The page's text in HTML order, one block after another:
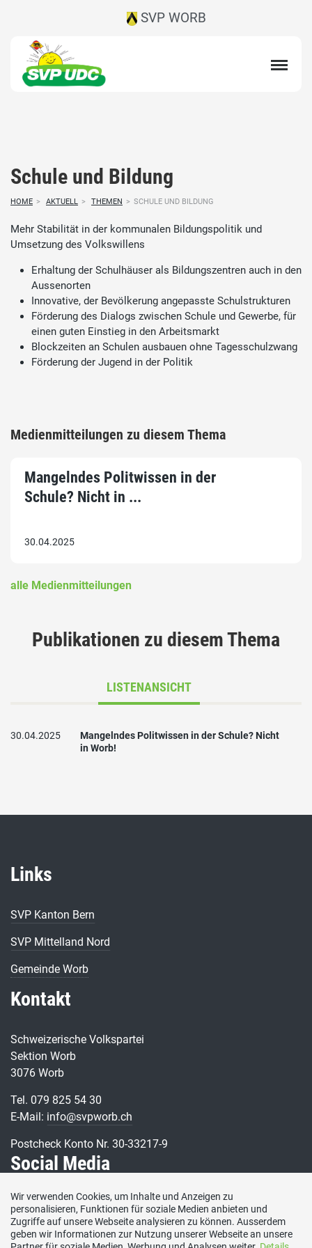
SVP WORB
Schule und Bildung
HOME > AKTUELL > THEMEN > SCHULE UND BILDUNG
Mehr Stabilität in der kommunalen Bildungspolitik und
Umsetzung des Volkswillens
Erhaltung der Schulhäuser als Bildungszentren auch in den
Aussenorten
Innovative, der Bevölkerung angepasste Schulstrukturen
Förderung des Dialogs zwischen Schule und Gewerbe, für
einen guten Einstieg in den Arbeitsmarkt
Blockzeiten an Schulen ausbauen ohne Tagesschulzwang
Förderung der Jugend in der Politik
Medienmitteilungen zu diesem Thema
Mangelndes Politwissen in der
Schule? Nicht in ...
30.04.2025
alle Medienmitteilungen
Publikationen zu diesem Thema
LISTENANSICHT
30.04.2025
Mangelndes Politwissen in der Schule? Nicht
in Worb!
Links
SVP Kanton Bern
SVP Mittelland Nord
Gemeinde Worb
Kontakt
Schweizerische Volkspartei
Sektion Worb
3076 Worb
Tel. 079 825 54 30
E-Mail: info@svpworb.ch
Postcheck Konto Nr. 30-33217-9
Social Media
Besuchen Sie uns bei:
Wir verwenden Cookies, um Inhalte und Anzeigen zu
personalisieren, Funktionen für soziale Medien anbieten und
Zugriffe auf unsere Webseite analysieren zu können. Ausserdem
geben wir Informationen zur Nutzung unserer Webseite an unsere